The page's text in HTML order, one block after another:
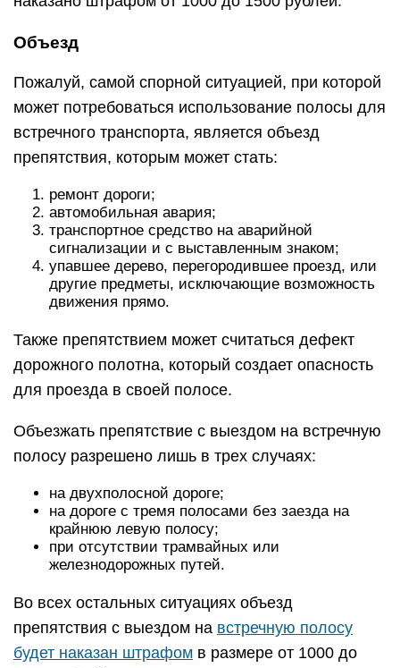
Объезд
Пожалуй, самой спорной ситуацией, при которой
может потребоваться использование полосы для
встречного транспорта, является объезд
препятствия, которым может стать:
ремонт дороги;
автомобильная авария;
транспортное средство на аварийной
сигнализации и с выставленным знаком;
упавшее дерево, перегородившее проезд, или
другие предметы, исключающие возможность
движения прямо.
Также препятствием может считаться дефект
дорожного полотна, который создает опасность
для проезда в своей полосе.
Объезжать препятствие с выездом на встречную
полосу разрешено лишь в трех случаях:
на двухполосной дороге;
на дороге с тремя полосами без заезда на
крайнюю левую полосу;
при отсутствии трамвайных или
железнодорожных путей.
Во всех остальных ситуациях объезд
препятствия с выездом на встречную полосу
будет наказан штрафом в размере от 1000 до